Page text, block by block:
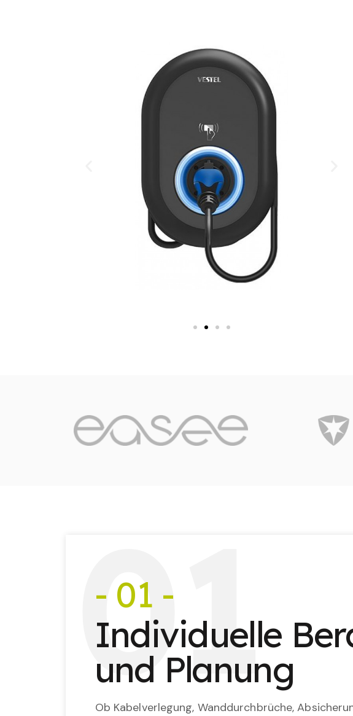
01
- 01 -
Individuelle
und Planung
Ob Kabelverlegung, Wanddurchbrüche,